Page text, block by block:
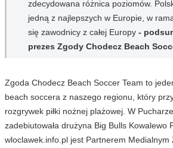
zdecydowana różnica poziomów.
jedną z najlepszych w Europie, w
się zawodnicy z całej Europy -
prezes Zgody Chodecz Beach
Zgoda Chodecz Beach Soccer Team to
beach soccera z naszego regionu, który
rozgrywek piłki nożnej plażowej. W
zadebiutowała drużyna Big Bulls Kowalewo
wloclawek.info.pl jest Partnerem Medialnym